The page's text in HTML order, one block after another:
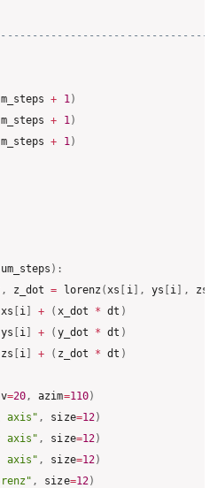
+ 1 )
+ 1 )
+ 1 )
) :
, z_dot = lorenz ( xs [ i ] , ys [i ] , zs
xs [i ] + ( x_dot * dt )
ys [i ] + ( y_dot * dt )
zs [i ] + ( z_dot * dt )
=20, azim=110)
axis" , size=12)
axis" , size=12)
axis" , size=12)
, size=12)